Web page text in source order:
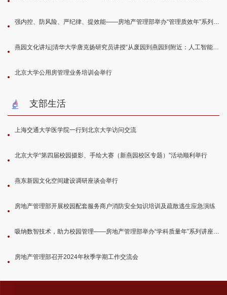
强内控、防风险、严纪律、提效能——房地产管理部举办“管理质效年”系列讲座第一讲
燕园文化讲坛|清华大学唐克扬研究员讲授“从废园到燕园到附近：人工智能重识城市历史”
北京大学公用房管理业务培训会举行
支部生活
上海交通大学医学院一行到北京大学访问交流
北京大学“第四届校园摄影、手绘大赛（新燕园校区专题）”活动顺利举行
燕东新园文化空间建设调研座谈会举行
房地产管理部开展校园配套服务商户消防安全知识培训及疏散逃生应急演练
吸纳数智技术，助力校园管理——房地产管理部举办“学科质量年”系列讲座第二讲
房地产管理部召开2024年秋季学期工作交流会